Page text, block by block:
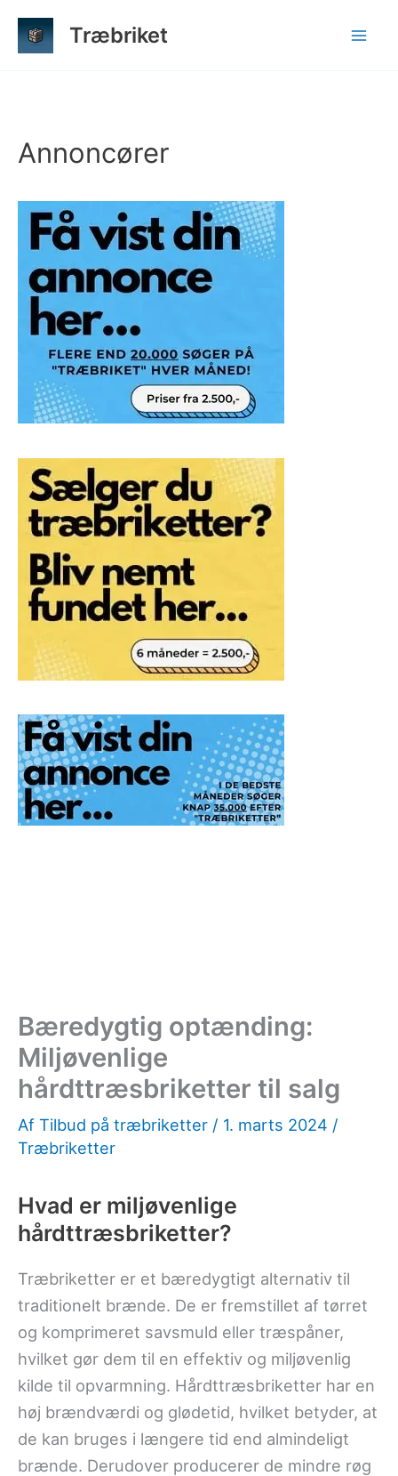
Træbriket
Annoncører
Bæredygtig optænding:
Miljøvenlige
hårdttræsbriketter til salg
Af Tilbud på træbriketter / 1. marts 2024 /
Træbriketter
Hvad er miljøvenlige
hårdttræsbriketter?
Træbriketter er et bæredygtigt alternativ til
traditionelt brænde. De er fremstillet af tørret
og komprimeret savsmuld eller træspåner,
hvilket gør dem til en effektiv og miljøvenlig
kilde til opvarmning. Hårdttræsbriketter har en
høj brændværdi og glødetid, hvilket betyder, at
de kan bruges i længere tid end almindeligt
brænde. Derudover producerer de mindre røg